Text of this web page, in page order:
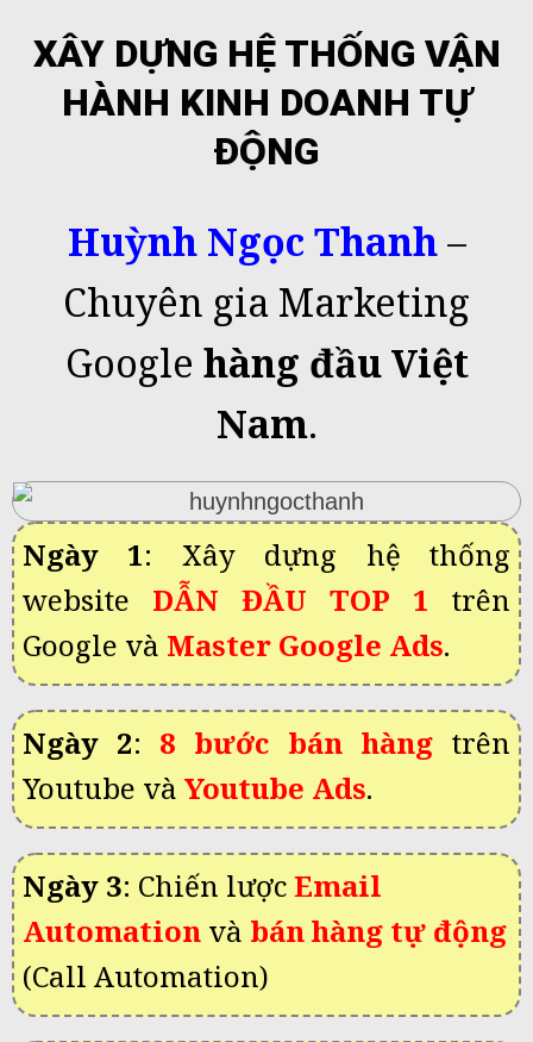
XÂY DỰNG HỆ THỐNG VẬN
HÀNH KINH DOANH TỰ
ĐỘNG
Huỳnh Ngọc Thanh–
Chuyên gia Marketing
Google hàng đầu Việt
Nam.
Ngày 1: Xây dựng hệ thống
website DẪN ĐẦU TOP 1 trên
Google và Master Google Ads.
Ngày 2: 8 bước bán hàng trên
Youtube và Youtube Ads.
Ngày 3: Chiến lượcEmail
Automation và bán hàng tự động
(Call Automation)